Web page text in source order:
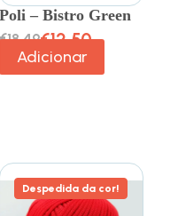
Poli – Bistro Green
€18.49€12.50
Adicionar
Despedida da cor!